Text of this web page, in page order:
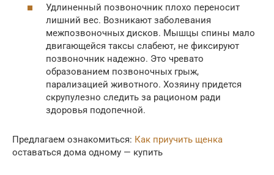
Удлиненный позвоночник плохо переносит
лишний вес. Возникают заболевания
межпозвоночных дисков. Мышцы спины мало
двигающейся таксы слабеют, не фиксируют
позвоночник надежно. Это чревато
образованием позвоночных грыж,
парализацией животного. Хозяину придется
скрупулезно следить за рационом ради
здоровья подопечной.
Предлагаем ознакомиться: Как приучить щенка
оставаться дома одному — купить